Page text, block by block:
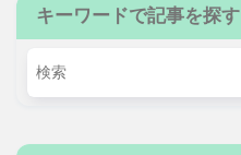
キーワードで記事を探す